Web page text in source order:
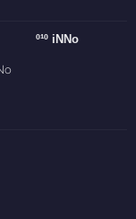
º¹º iNNo